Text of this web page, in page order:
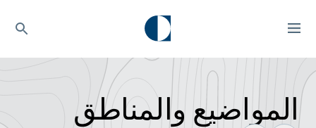
المواضيع والمناطق